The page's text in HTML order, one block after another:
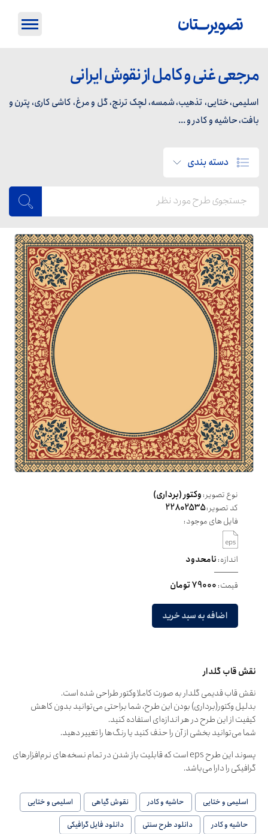
مرجعی غنی و کامل از نقوش ایرانی
اسلیمی، ختایی، تذهیب، شمسه، لچک ترنج، گل و مرغ، کاشی کاری، پترن و
بافت، حاشیه و کادر و ...
دسته بندی
نوع تصویر:وکتور (برداری)
کد تصویر:22802535
فایل های موجود:
اندازه:نامحدود
قیمت:79000 تومان
اضافه به سبد خرید
نقش قاب گلدار
نقش قاب قدیمی گلدار به صورت کاملا وکتور طراحی شده است.
بدلیل وکتور(برداری) بودن این طرح، شما براحتی می‌توانید بدون کاهش
کیفیت از این طرح در هر اندازه‌ای استفاده کنید.
شما می‌توانید بخشی از آن را حذف کنید یا رنگ‌ها را تغییر دهید.
پسوند این طرح eps است که قابلیت باز شدن در تمام نسخه‌های نرم‌افزارهای
گرافیکی را دارا می‌باشد.
اسلیمی و ختایی حاشیه و کادر نقوش گیاهی
اسلیمی و ختایی
حاشیه و کادر
دانلود طرح سنتی
دانلود فایل گرافیکی